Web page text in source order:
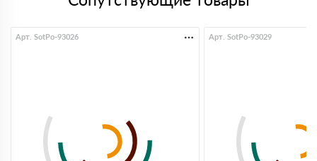
Арт. SotPo-93026 Арт. SotPo-93029